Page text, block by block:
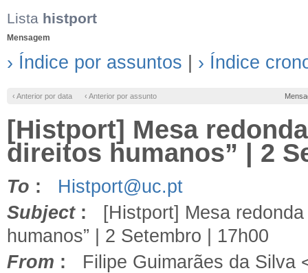
Lista histport
Mensagem
› Índice por assuntos › Índice
‹ Anterior por data ‹ Anterior por assunto
[Histport] Mesa
direitos humanos” | 2
To :
Histport@uc.pt
Subject: [Histport] Mesa
humanos” | 2 Setembro | 17h00
From : Filipe Guimarães da Silva